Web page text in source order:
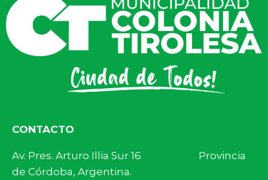
CONTACTO
Av. Pres. Arturo Illia Sur 16 Provincia
de Córdoba, Argentina.